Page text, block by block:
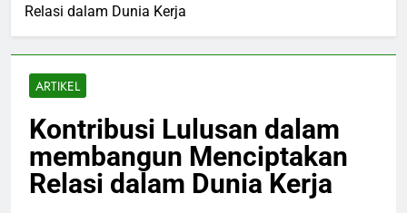
Relasi dalam Dunia Kerja
ARTIKEL
Kontribusi Lulusan dalam
membangun Menciptakan
Relasi dalam Dunia Kerja